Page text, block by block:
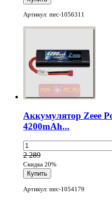
Артикул: mrc-1056311
Аккумулятор Zeee
4200mAh...
2 289
Скидка 20%
Артикул: mrc-1054179